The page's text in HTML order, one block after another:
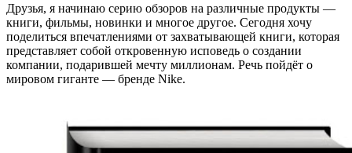
Друзья, я начинаю серию обзоров на различные продукты —
книги, фильмы, новинки и многое другое. Сегодня хочу
поделиться впечатлениями от захватывающей книги, которая
представляет собой откровенную исповедь о создании
компании, подарившей мечту миллионам. Речь пойдёт о
мировом гиганте — бренде Nike.